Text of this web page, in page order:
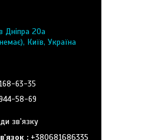
Дніпра 20а
Київ, Україна
63-35
58-69
+380681686335